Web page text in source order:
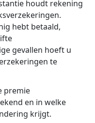
houdt rekening
hebt betaald,
gevallen hoeft u
te
premie
en in welke
krijgt.